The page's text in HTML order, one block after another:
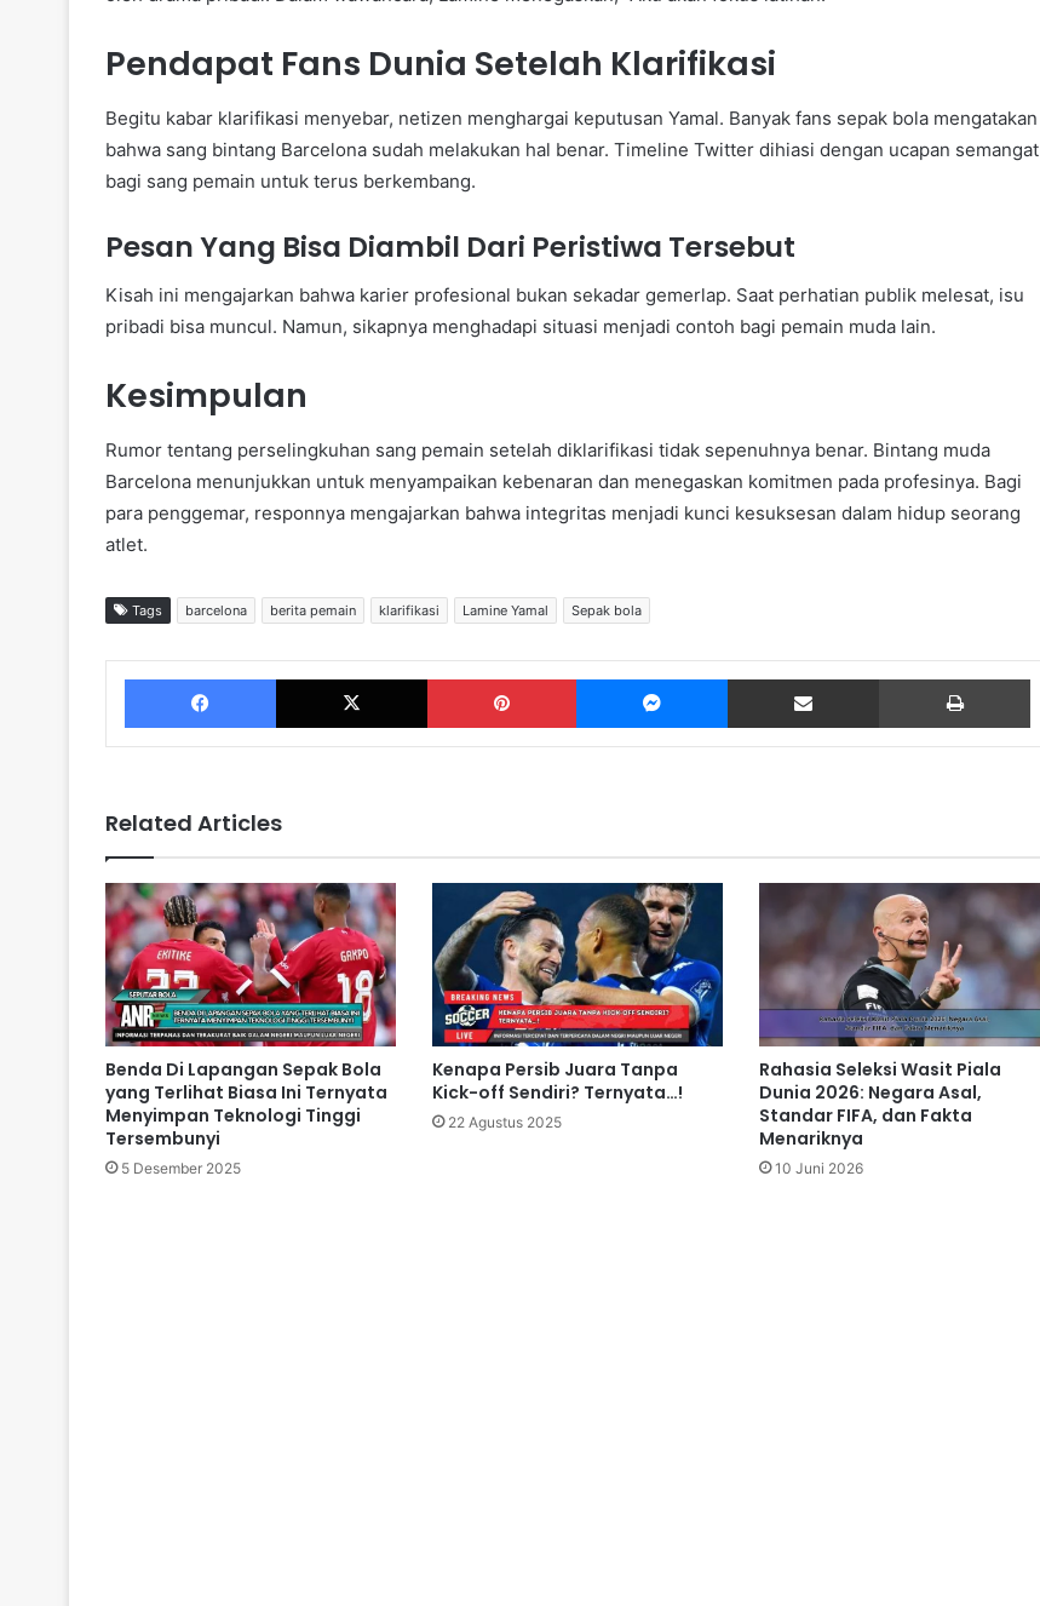
Pendapat Fans Dunia Setelah Klarifikasi
Begitu kabar klarifikasi menyebar, netizen menghargai keputusan Yamal. Banyak fans sepak bola mengatakan
bahwa sang bintang Barcelona sudah melakukan hal benar. Timeline Twitter dihiasi dengan ucapan semangat
bagi sang pemain untuk terus berkembang.
Pesan Yang Bisa Diambil Dari Peristiwa Tersebut
Kisah ini mengajarkan bahwa karier profesional bukan sekadar gemerlap. Saat perhatian publik melesat, isu
pribadi bisa muncul. Namun, sikapnya menghadapi situasi menjadi contoh bagi pemain muda lain.
Kesimpulan
Rumor tentang perselingkuhan sang pemain setelah diklarifikasi tidak sepenuhnya benar. Bintang muda
Barcelona menunjukkan untuk menyampaikan kebenaran dan menegaskan komitmen pada profesinya. Bagi
para penggemar, responnya mengajarkan bahwa integritas menjadi kunci kesuksesan dalam hidup seorang
atlet.
Tags barcelona berita pemain klarifikasi Lamine Yamal Sepak bola
Facebook X Pinterest Messenger Share via Email
Related Articles
Benda Di Lapangan Sepak Bola
yang Terlihat Biasa Ini Ternyata
Menyimpan Teknologi Tinggi
Tersembunyi
5 Desember 2025
Kenapa Persib Juara Tanpa
Kick-off Sendiri? Ternyata…!
22 Agustus 2025
Rahasia Seleksi Wasit Piala
Dunia 2026: Negara Asal,
Standar FIFA, dan Fakta
Menariknya
10 Juni 2026